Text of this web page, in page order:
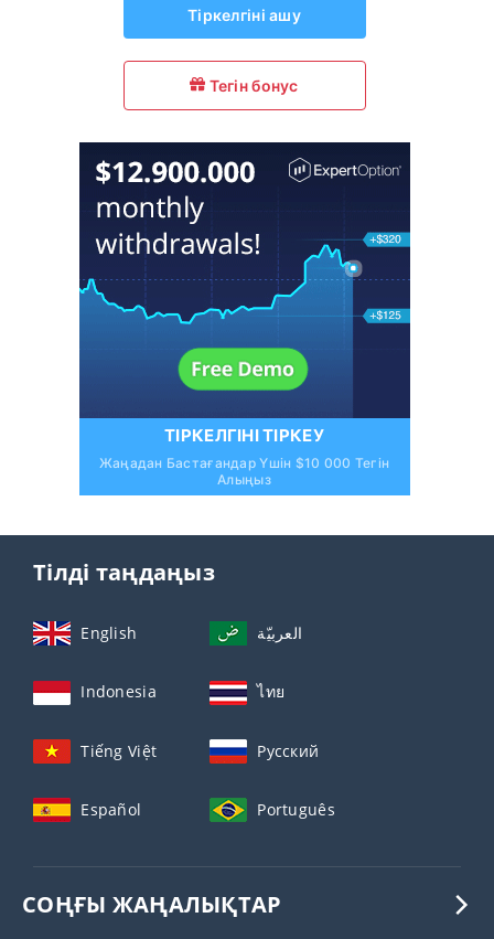
Тіркелгіні ашу
Тегін бонус
ТІРКЕЛГІНІ ТІРКЕУ
Жаңадан Бастағандар Үшін $10 000 Тегін
Алыңыз
Тілді таңдаңыз
English العربيّة
Indonesia ไทย
Tiếng Việt Русский
Español Português
СОҢҒЫ ЖАҢАЛЫҚТАР